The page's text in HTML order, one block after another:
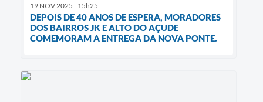
19 NOV 2025 - 15h25
DEPOIS DE 40 ANOS DE ESPERA, MORADORES
DOS BAIRROS JK E ALTO DO AÇUDE
COMEMORAM A ENTREGA DA NOVA PONTE.